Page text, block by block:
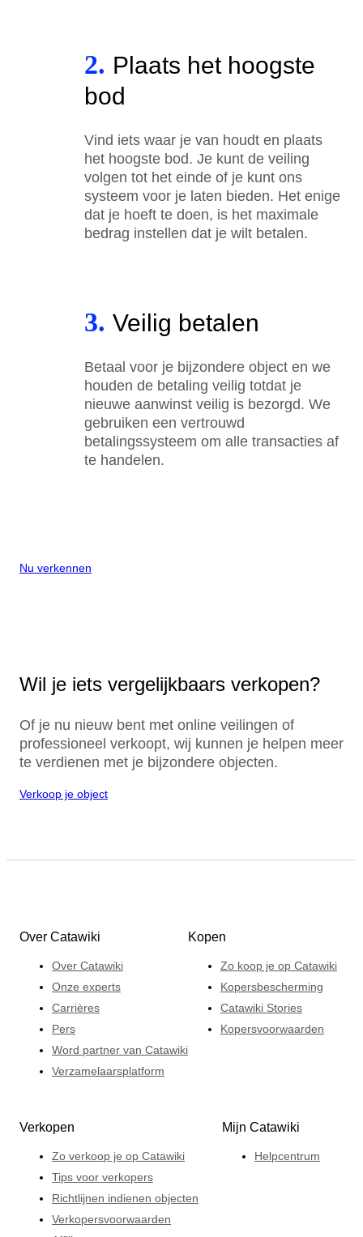
2. Plaats het hoogste
bod
Vind iets waar je van houdt en plaats
het hoogste bod. Je kunt de veiling
volgen tot het einde of je kunt ons
systeem voor je laten bieden. Het enige
dat je hoeft te doen, is het maximale
bedrag instellen dat je wilt betalen.
3. Veilig betalen
Betaal voor je bijzondere object en we
houden de betaling veilig totdat je
nieuwe aanwinst veilig is bezorgd. We
gebruiken een vertrouwd
betalingssysteem om alle transacties af
te handelen.
Nu verkennen
Wil je iets vergelijkbaars verkopen?
Of je nu nieuw bent met online veilingen of
professioneel verkoopt, wij kunnen je helpen meer
te verdienen met je bijzondere objecten.
Verkoop je object
Over Catawiki
Over Catawiki
Onze experts
Carrières
Pers
Word partner van Catawiki
Verzamelaarsplatform
Kopen
Zo koop je op Catawiki
Kopersbescherming
Catawiki Stories
Kopersvoorwaarden
Verkopen
Zo verkoop je op Catawiki
Tips voor verkopers
Richtlijnen indienen objecten
Verkopersvoorwaarden
Mijn Catawiki
Helpcentrum